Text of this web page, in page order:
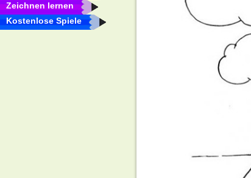
Zeichnen lernen
Kostenlose Spiele